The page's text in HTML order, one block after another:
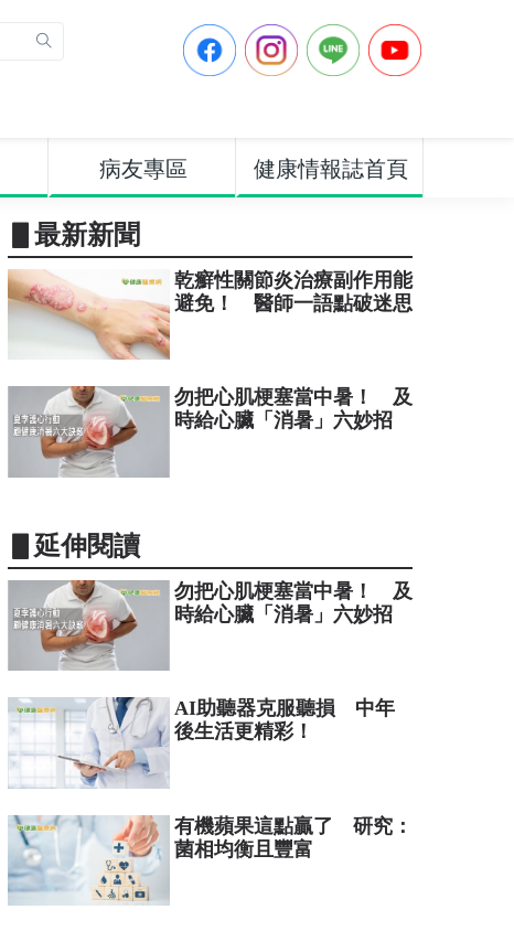
病友專區 健康情報誌首頁
▋最新新聞
乾癬性關節炎治療副作用能
避免！ 醫師一語點破迷思
勿把心肌梗塞當中暑！ 及
時給心臟「消暑」六妙招
▋延伸閱讀
勿把心肌梗塞當中暑！ 及
時給心臟「消暑」六妙招
AI助聽器克服聽損 中年
後生活更精彩！
有機蘋果這點贏了 研究：
菌相均衡且豐富